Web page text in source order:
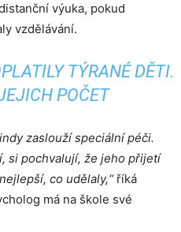
výuka, pokud
vzdělávání.
TÝRANÉ DĚTI.
POČET
zaslouží speciální péči.
si pochvalují, že jeho přijetí
co udělaly,“říká
má na škole své